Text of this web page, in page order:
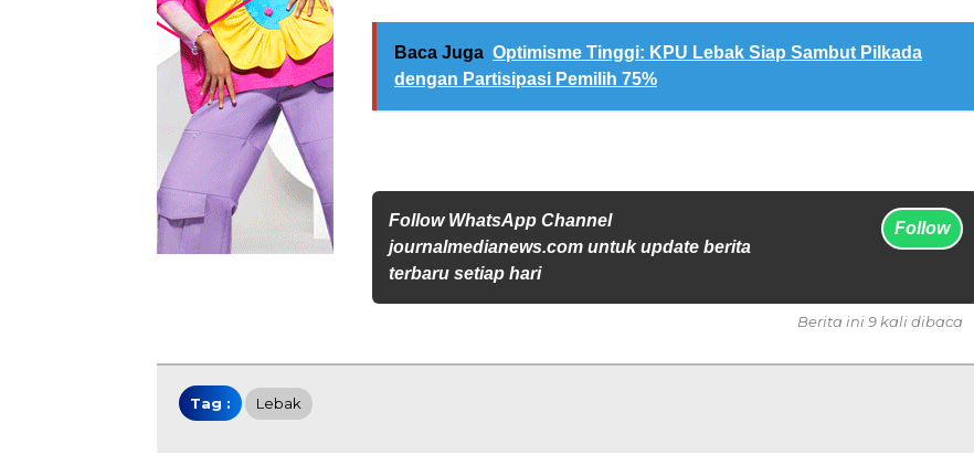
Baca Juga Optimisme Tinggi: KPU Lebak Siap Sambut Pilkada
dengan Partisipasi Pemilih 75%
Follow WhatsApp Channel
journalmedianews.com untuk update berita
terbaru setiap hari
Follow
Berita ini 9 kali dibaca
Tag : Lebak